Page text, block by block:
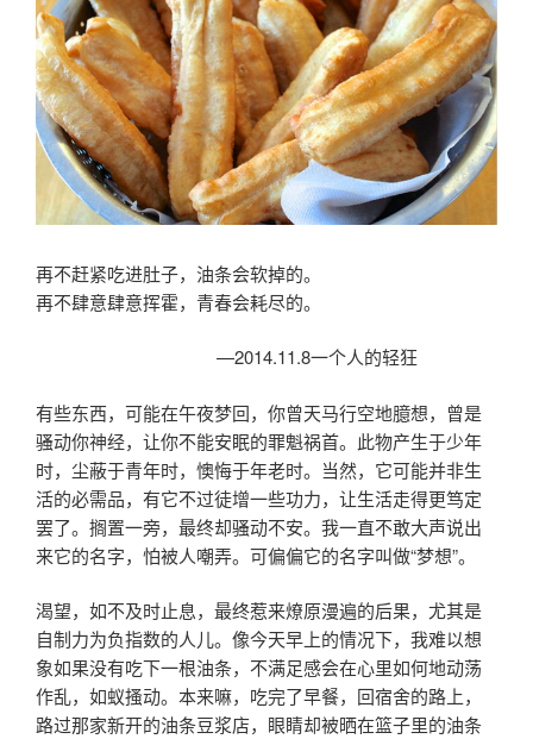
再不赶紧吃进肚子，油条会软掉的。
再不肆意肆意挥霍，青春会耗尽的。
—2014.11.8一个人的轻狂
有些东西，可能在午夜梦回，你曾天马行空地臆想，曾是
骚动你神经，让你不能安眠的罪魁祸首。此物产生于少年
时，尘蔽于青年时，懊悔于年老时。当然，它可能并非生
活的必需品，有它不过徒增一些功力，让生活走得更笃定
罢了。搁置一旁，最终却骚动不安。我一直不敢大声说出
来它的名字，怕被人嘲弄。可偏偏它的名字叫做“梦想”。
渴望，如不及时止息，最终惹来燎原漫遍的后果，尤其是
自制力为负指数的人儿。像今天早上的情况下，我难以想
象如果没有吃下一根油条，不满足感会在心里如何地动荡
作乱，如蚁搔动。本来嘛，吃完了早餐，回宿舍的路上，
路过那家新开的油条豆浆店，眼睛却被晒在篮子里的油条